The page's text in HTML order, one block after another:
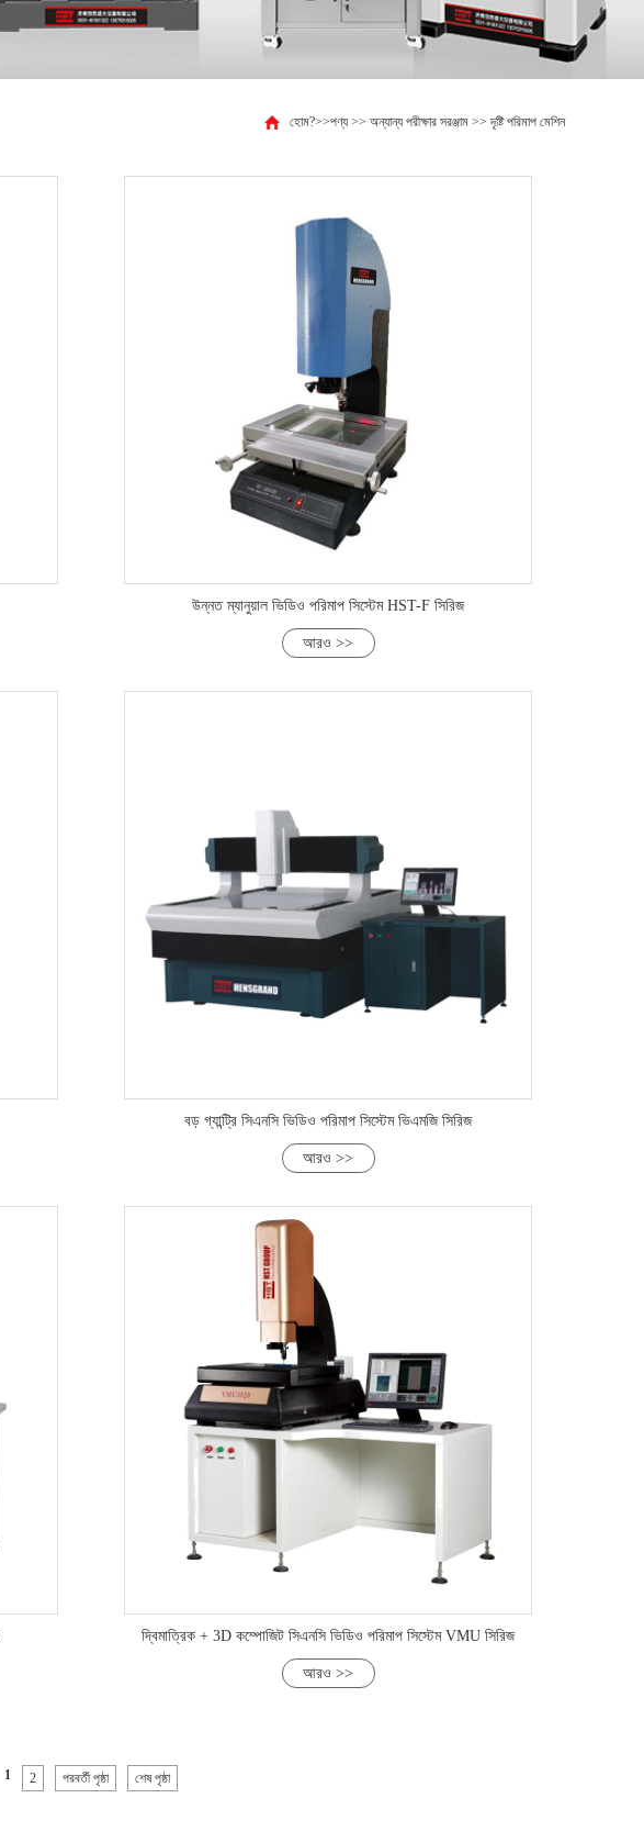
হোম?>>পণ্য>> অন্যান্য পরীক্ষার সরঞ্জাম >>দৃষ্টি পরিমাপ মেশিন
উন্নত ম্যানুয়াল ভিডিও পরিমাপ সিস্টেম HST-F সিরিজ
আরও >>
বড় গ্যান্ট্রি সিএনসি ভিডিও পরিমাপ সিস্টেম ভিএমজি সিরিজ
আরও >>
দ্বিমাত্রিক + 3D কম্পোজিট সিএনসি ভিডিও পরিমাপ সিস্টেম VMU সিরিজ
আরও >>
1 2 পরবর্তী পৃষ্ঠা শেষ পৃষ্ঠা